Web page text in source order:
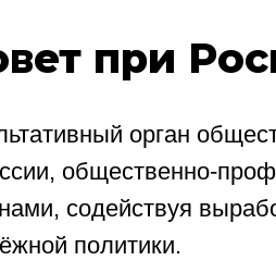
при
орган
общественно-
содействуя
политики.